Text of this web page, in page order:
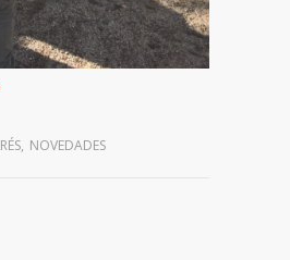
, NOVEDADES